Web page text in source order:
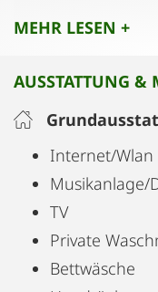
ruhigen Ölzeltgasse.
(gerne nach
Stimmung) sowie
MEHR LESEN +
AUSSTATTUNG &
Internet/Wlan
Musikanlage/
TV
Private
Bettwäsche